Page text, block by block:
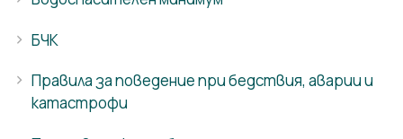
БЧК
Правила за поведение при бедствия, аварии и
катастрофи